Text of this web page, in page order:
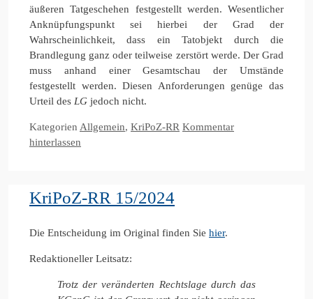
äußeren Tatgeschehen festgestellt werden. Wesentlicher
Anknüpfungspunkt sei hierbei der Grad der
Wahrscheinlichkeit, dass ein Tatobjekt durch die
Brandlegung ganz oder teilweise zerstört werde. Der Grad
muss anhand einer Gesamtschau der Umstände
festgestellt werden. Diesen Anforderungen genüge das
Urteil des LG jedoch nicht.
Kategorien Allgemein, KriPoZ-RR Kommentar
hinterlassen
KriPoZ-RR 15/2024
Die Entscheidung im Original finden Sie hier.
Redaktioneller Leitsatz:
Trotz der veränderten Rechtslage durch das